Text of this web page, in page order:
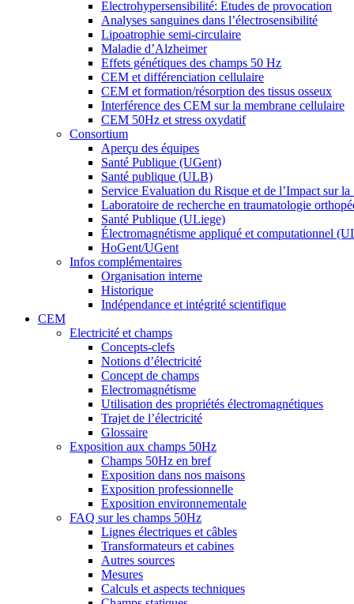
Electrohypersensibilité: Etudes de provocation
Analyses sanguines dans l’électrosensibilité
Lipoatrophie semi-circulaire
Maladie d’Alzheimer
Effets génétiques des champs 50 Hz
CEM et différenciation cellulaire
CEM et formation/résorption des tissus osseux
Interférence des CEM sur la membrane cellulaire
CEM 50Hz et stress oxydatif
Consortium
Aperçu des équipes
Santé Publique (UGent)
Santé publique (ULB)
Service Evaluation du Risque et de l’Impact sur la
Laboratoire de recherche en traumatologie
Santé Publique (ULiege)
Électromagnétisme appliqué et computationnel
HoGent/UGent
Infos complémentaires
Organisation interne
Historique
Indépendance et intégrité scientifique
CEM
Electricité et champs
Concepts-clefs
Notions d’électricité
Concept de champs
Electromagnétisme
Utilisation des propriétés électromagnétiques
Trajet de l’électricité
Glossaire
Exposition aux champs 50Hz
Champs 50Hz en bref
Exposition dans nos maisons
Exposition professionnelle
Exposition environnementale
FAQ sur les champs 50Hz
Lignes électriques et câbles
Transformateurs et cabines
Autres sources
Mesures
Calculs et aspects techniques